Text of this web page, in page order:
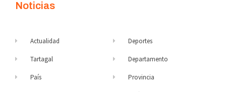
Noticias
Actualidad
Tartagal
País
Deportes
Departamento
Provincia